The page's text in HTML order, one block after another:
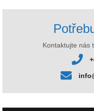
Kontaktujte nás